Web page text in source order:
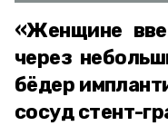
«Женщине
через
бёдер
сосуд стент-